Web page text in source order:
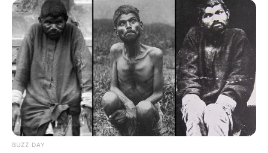
BUZZ DAY